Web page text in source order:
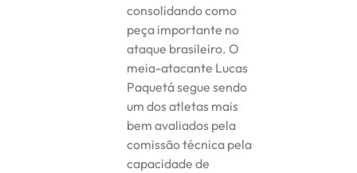
consolidando como
peça importante no
ataque brasileiro. O
meia-atacante Lucas
Paquetá segue sendo
um dos atletas mais
bem avaliados pela
comissão técnica pela
capacidade de